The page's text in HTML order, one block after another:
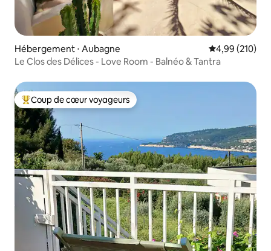
Hébergement ⋅ Aubagne Évaluation
4,99 (210)
Le Clos des Délices - Love Room - Balnéo & Tantra
Coups de cœur voyageurs les plus appréciés
Coup de cœur voyageurs